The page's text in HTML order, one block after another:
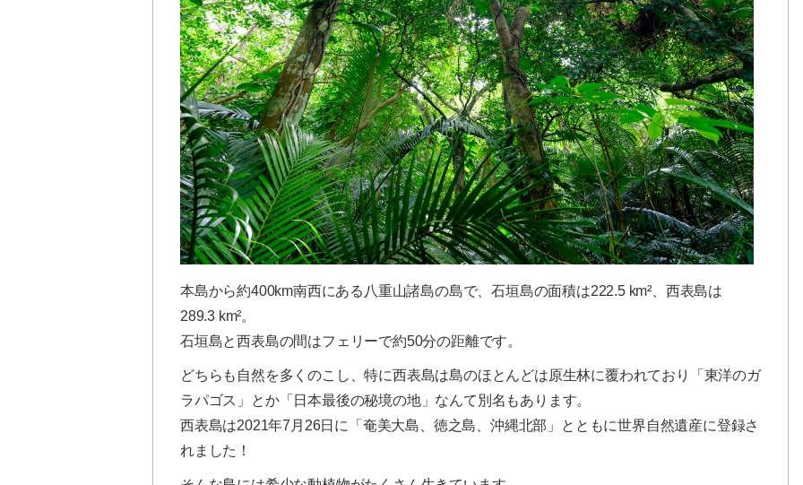
本島から約400km南西にある八重山諸島の島で、石垣島の面積は222.5 km²、西表島は
289.3 km²。
石垣島と西表島の間はフェリーで約50分の距離です。
どちらも自然を多くのこし、特に西表島は島のほとんどは原生林に覆われており「東洋のガ
ラパゴス」とか「日本最後の秘境の地」なんて別名もあります。
西表島は2021年7月26日に「奄美大島、徳之島、沖縄北部」とともに世界自然遺産に登録さ
れました！